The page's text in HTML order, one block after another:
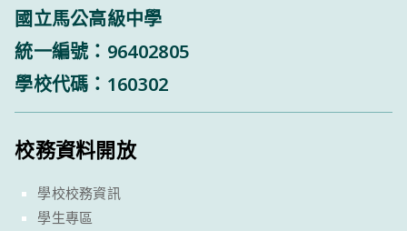
國立馬公高級中學
統一編號：96402805
學校代碼：160302
校務資料開放
學校校務資訊
學生專區